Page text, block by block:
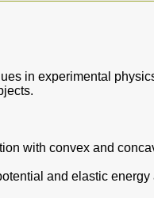
in experimental
with convex and
and elastic